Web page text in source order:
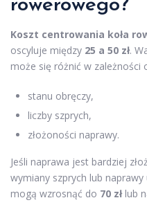
rowerowego?
Koszt centrowania koła
oscyluje między 25 a 50 zł.
może się różnić w zależności
stanu obręczy,
liczby szprych,
złożoności naprawy.
Jeśli naprawa jest bardziej
wymiany szprych lub
mogą wzrosnąć do 70 złlub